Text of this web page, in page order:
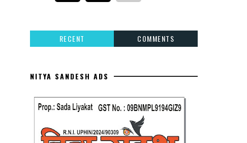
RECENT COMMENTS
NITYA SANDESH ADS